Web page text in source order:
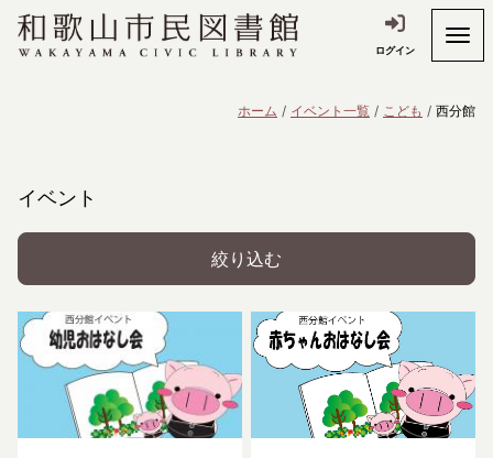
ログイン
ホーム イベント一覧 こども 西分館
イベント
絞り込む